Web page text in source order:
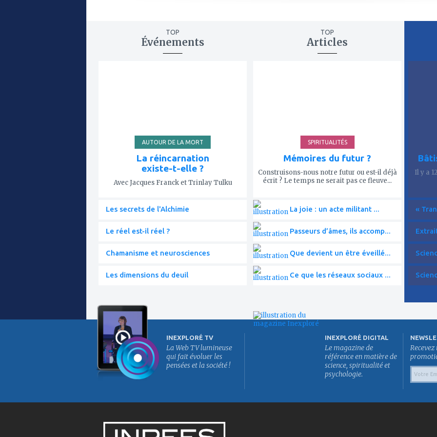
TOP
Événements
AUTOUR DE LA MORT
La réincarnation
existe-t-elle ?
Avec Jacques Franck et Trinlay Tulku
Les secrets de l'Alchimie
Le réel est-il réel ?
Chamanisme et neurosciences
Les dimensions du deuil
TOP
Articles
SPIRITUALITÉS
Mémoires du futur ?
Construisons-nous notre futur ou est-il déjà
écrit ? Le temps ne serait pas ce fleuve...
La joie : un acte militant ...
Passeurs d’âmes, ils accomp...
Que devient un être éveillé...
Ce que les réseaux sociaux ...
Il y a
«
INEXPLORÉ TV
La Web TV lumineuse
qui fait évoluer les
pensées et la société !
INEXPLORÉ DIGITAL
Le magazine de
référence en matière de
science, spiritualité et
psychologie.